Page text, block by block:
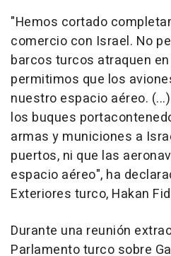
"Hemos cortado
comercio con Israel. No
barcos turcos atraquen
permitimos que los
nuestro espacio aéreo.
los buques
armas y municiones a
puertos, ni que las
espacio aéreo", ha
Exteriores turco, Hakan
Durante una reunión
Parlamento turco sobre